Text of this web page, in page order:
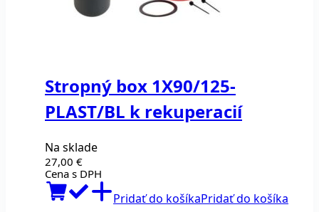
Stropný box 1X90/125-
PLAST/BL k rekuperacií
Na sklade
27,00 €
Cena s DPH
Pridať do košíkaPridať do košíka